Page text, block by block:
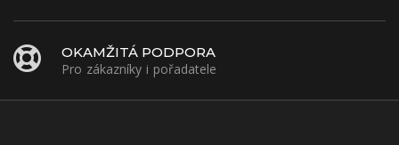
OKAMŽITÁ PODPORA
Pro zákazníky i pořadatele